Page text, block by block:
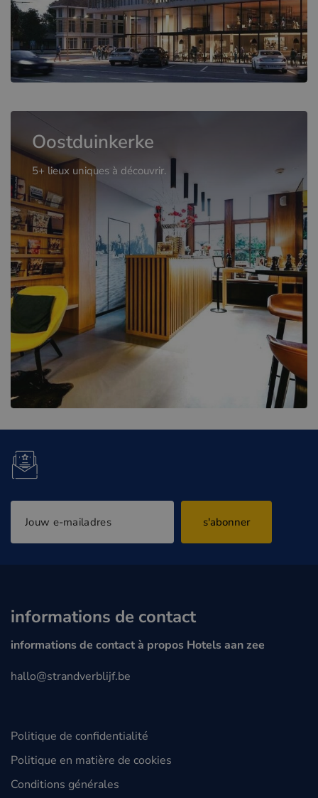
Oostduinkerke
5+ lieux uniques à découvrir.
s'abonner
informations de contact
informations de contact à propos Hotels aan zee
hallo@strandverblijf.be
Politique de confidentialité
Politique en matière de cookies
Conditions générales